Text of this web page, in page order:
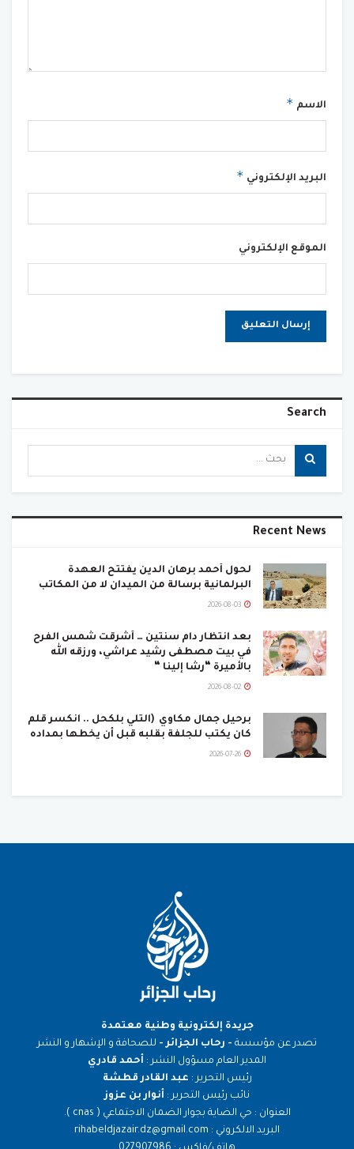
الاسم *
البريد الإلكتروني *
الموقع الإلكتروني
Search
Recent News
لحول أحمد برهان الدين يفتتح العهدة
البرلمانية برسالة من الميدان لا من المكاتب
بعد انتظار دام سنتين … أشرقت شمس الفرح
في بيت مصطفى رشيد عراشي، ورزقه الله
بالأميرة “رشا إلينا “
برحيل جمال مكاوي (التلي بلكحل .. انكسر قلم
كان يكتب للجلفة بقلبه قبل أن يخطها بمداده
جريدة إلكترونية وطنية معتمدة
تصدر عن مؤسسة - رحاب الجزائر - للصحافة و الإشهار و النشر
المدير العام مسؤول النشر : أحمد قادري
رئيس التحرير : عبد القادر قطشة
نائب رئيس التحرير : أنوار بن عزوز
العنوان : حي الضاية بجوار الضمان الاجتماعي ( cnas ).
البريد الالكروني : rihabeldjazair.dz@gmail.com